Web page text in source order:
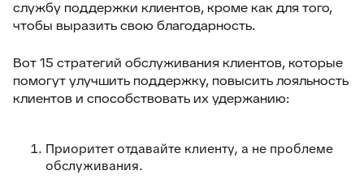
службу поддержки клиентов, кроме как для того,
чтобы выразить свою благодарность.
Вот 15 стратегий обслуживания клиентов, которые
помогут улучшить поддержку, повысить лояльность
клиентов и способствовать их удержанию:
Приоритет отдавайте клиенту, а не проблеме
обслуживания.